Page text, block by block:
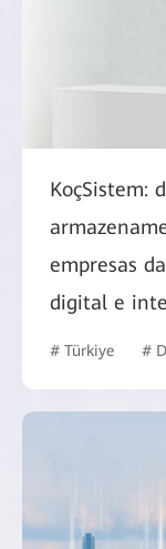
KoçSistem:
empresas
digital e
# Türkiye #